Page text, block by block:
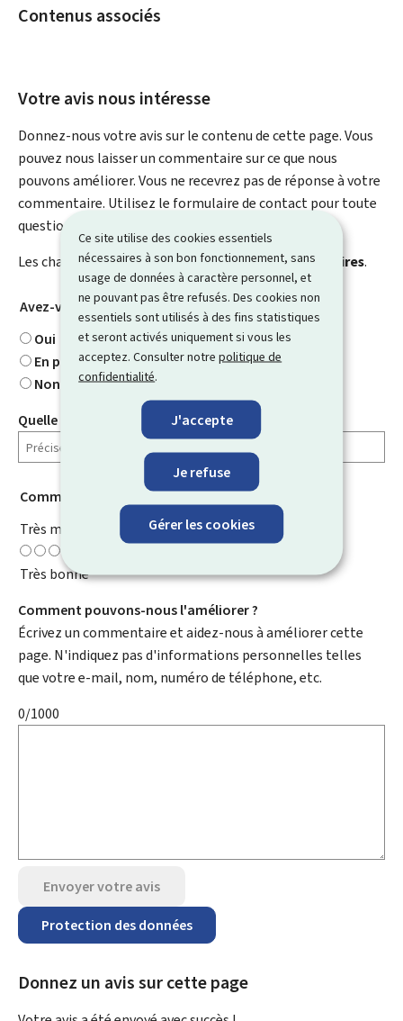
Ce site utilise des cookies essentiels
nécessaires à son bon fonctionnement, sans
usage de données à caractère personnel, et
ne pouvant pas être refusés. Des cookies non
essentiels sont utilisés à des fins statistiques
et seront activés uniquement si vous les
acceptez. Consulter notrepolitique de
confidentialité.
J'accepte
Je refuse
Gérer les cookies
Contenus associés
Votre avis nous intéresse
Donnez-nous votre avis sur le contenu de cette page. Vous
pouvez nous laisser un commentaire sur ce que nous
pouvons améliorer. Vous ne recevrez pas de réponse à votre
commentaire. Utilisez le formulaire de contact pour toute
question particulière.
Les champs marqués d’une étoile ( * ) sontobligatoires.
Avez-vous trouvé ce que vous cherchiez ? *
Oui
En partie
Non
Quelle information cherchiez-vous ?
Comment évaluez-vous cette page ?
Très mauvaise
Très bonne
Comment pouvons-nous l'améliorer ?
Écrivez un commentaire et aidez-nous à améliorer cette
page. N'indiquez pas d'informations personnelles telles
que votre e-mail, nom, numéro de téléphone, etc.
0/1000
Envoyer votre avis
Protection des données
Donnez un avis sur cette page